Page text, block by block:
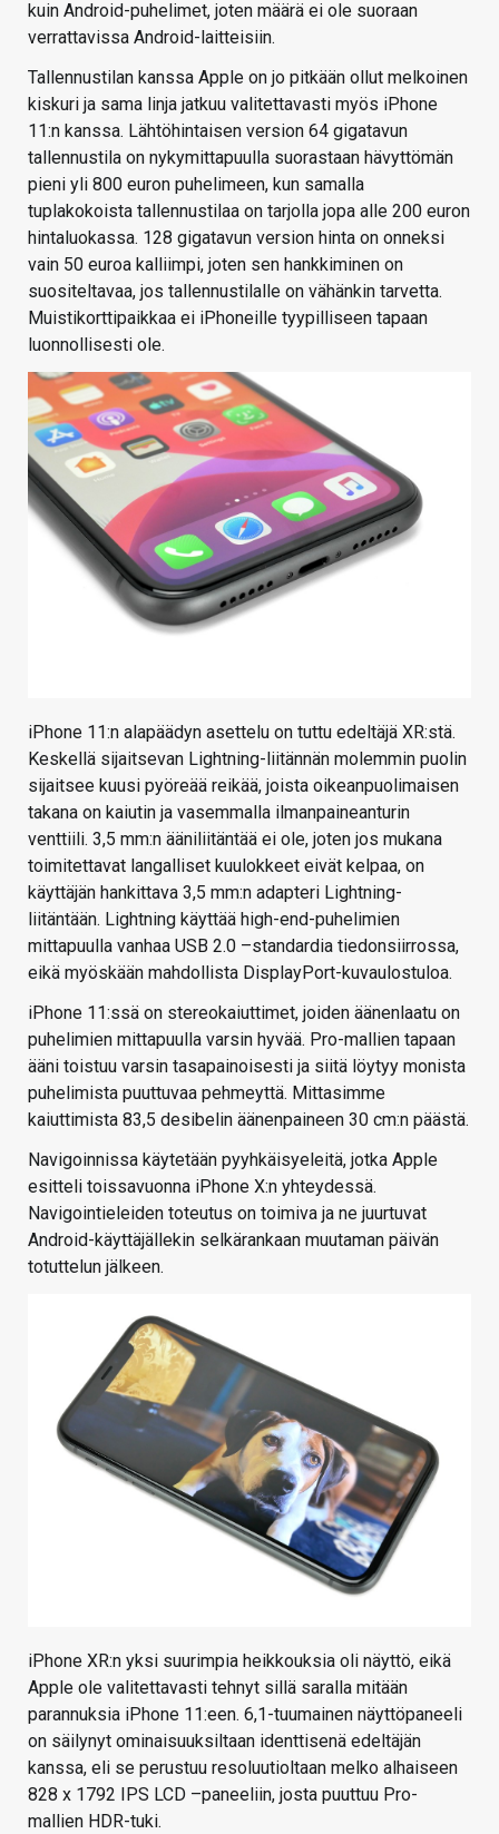
kuin Android-puhelimet, joten määrä ei ole suoraan
verrattavissa Android-laitteisiin.
Tallennustilan kanssa Apple on jo pitkään ollut melkoinen
kiskuri ja sama linja jatkuu valitettavasti myös iPhone
11:n kanssa. Lähtöhintaisen version 64 gigatavun
tallennustila on nykymittapuulla suorastaan hävyttömän
pieni yli 800 euron puhelimeen, kun samalla
tuplakokoista tallennustilaa on tarjolla jopa alle 200 euron
hintaluokassa. 128 gigatavun version hinta on onneksi
vain 50 euroa kalliimpi, joten sen hankkiminen on
suositeltavaa, jos tallennustilalle on vähänkin tarvetta.
Muistikorttipaikkaa ei iPhoneille tyypilliseen tapaan
luonnollisesti ole.
iPhone 11:n alapäädyn asettelu on tuttu edeltäjä XR:stä.
Keskellä sijaitsevan Lightning-liitännän molemmin puolin
sijaitsee kuusi pyöreää reikää, joista oikeanpuolimaisen
takana on kaiutin ja vasemmalla ilmanpaineanturin
venttiili. 3,5 mm:n ääniliitäntää ei ole, joten jos mukana
toimitettavat langalliset kuulokkeet eivät kelpaa, on
käyttäjän hankittava 3,5 mm:n adapteri Lightning-
liitäntään. Lightning käyttää high-end-puhelimien
mittapuulla vanhaa USB 2.0 –standardia tiedonsiirrossa,
eikä myöskään mahdollista DisplayPort-kuvaulostuloa.
iPhone 11:ssä on stereokaiuttimet, joiden äänenlaatu on
puhelimien mittapuulla varsin hyvää. Pro-mallien tapaan
ääni toistuu varsin tasapainoisesti ja siitä löytyy monista
puhelimista puuttuvaa pehmeyttä. Mittasimme
kaiuttimista 83,5 desibelin äänenpaineen 30 cm:n päästä.
Navigoinnissa käytetään pyyhkäisyeleitä, jotka Apple
esitteli toissavuonna iPhone X:n yhteydessä.
Navigointieleiden toteutus on toimiva ja ne juurtuvat
Android-käyttäjällekin selkärankaan muutaman päivän
totuttelun jälkeen.
iPhone XR:n yksi suurimpia heikkouksia oli näyttö, eikä
Apple ole valitettavasti tehnyt sillä saralla mitään
parannuksia iPhone 11:een. 6,1-tuumainen näyttöpaneeli
on säilynyt ominaisuuksiltaan identtisenä edeltäjän
kanssa, eli se perustuu resoluutioltaan melko alhaiseen
828 x 1792 IPS LCD –paneeliin, josta puuttuu Pro-
mallien HDR-tuki.